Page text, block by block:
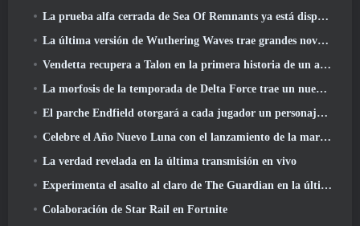
La prueba alfa cerrada de Sea Of Remnants ya está disponible
La última versión de Wuthering Waves trae grandes novedades y cambios en la calidad de vida
Vendetta recupera a Talon en la primera historia de un año de duración en Overwatch (Sin "2", Blizzard está dejando eso)
La morfosis de la temporada de Delta Force trae un nuevo mapa, Modos, Y mejoras solicitadas por los jugadores
El parche Endfield otorgará a cada jugador un personaje gratuito de seis estrellas de su elección
Celebre el Año Nuevo Luna con el lanzamiento de la maravilla invernal de Palia: Actualización de Año Nuevo de Riffrocin
La verdad revelada en la última transmisión en vivo
Experimenta el asalto al claro de The Guardian en la última actualización de Guild Wars 2 que comienza hoy
Colaboración de Star Rail en Fortnite